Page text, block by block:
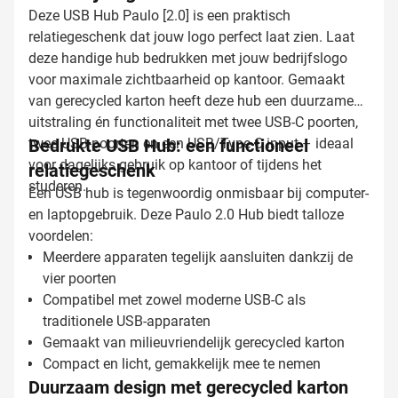
Deze USB Hub Paulo [2.0] is een praktisch
relatiegeschenk dat jouw logo perfect laat zien. Laat
deze handige hub bedrukken met jouw bedrijfslogo
voor maximale zichtbaarheid op kantoor. Gemaakt
van gerecycled karton heeft deze hub een duurzame
uitstraling én functionaliteit met twee USB-C poorten,
twee USB-poorten en een USB/Type-C input – ideaal
voor dagelijks gebruik op kantoor of tijdens het
studeren.
Bedrukte USB Hub: een functioneel
relatiegeschenk
Een USB hub is tegenwoordig onmisbaar bij computer-
en laptopgebruik. Deze Paulo 2.0 Hub biedt talloze
voordelen:
Meerdere apparaten tegelijk aansluiten dankzij de
vier poorten
Compatibel met zowel moderne USB-C als
traditionele USB-apparaten
Gemaakt van milieuvriendelijk gerecycled karton
Compact en licht, gemakkelijk mee te nemen
Duurzaam design met gerecycled karton